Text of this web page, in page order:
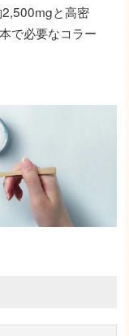
と高密
で必要なコラー